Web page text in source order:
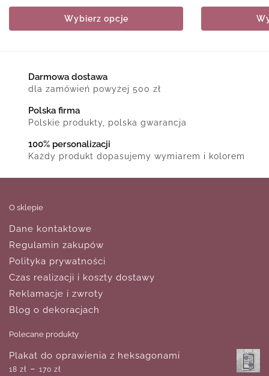
Wybierz opcje
Darmowa dostawa
dla zamówień powyżej 500 zł
Polska firma
Polskie produkty, polska gwarancja
100% personalizacji
Każdy produkt dopasujemy wymiarem i kolorem
O sklepie
Dane kontaktowe
Regulamin zakupów
Polityka prywatności
Czas realizacji i koszty dostawy
Reklamacje i zwroty
Blog o dekoracjach
Polecane produkty
Plakat do oprawienia z heksagonami
18 zł – 170 zł